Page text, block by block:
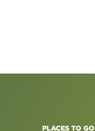
PLACES TO GO